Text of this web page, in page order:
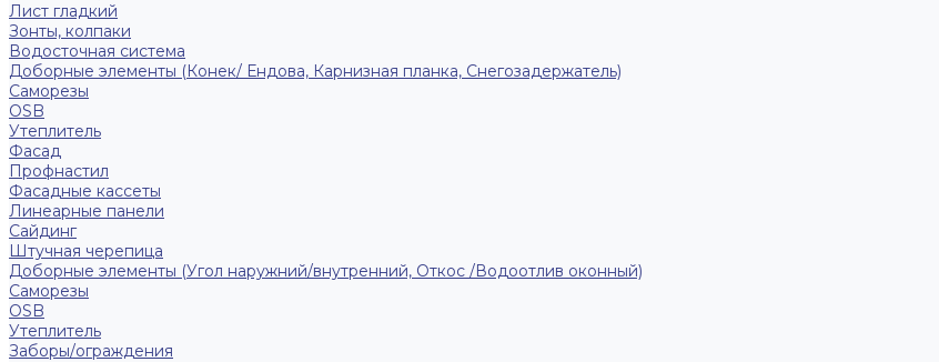
Лист гладкий
Зонты, колпаки
Водосточная система
Доборные элементы (Конек/ Ендова, Карнизная планка, Снегозадержатель)
Саморезы
ОSB
Утеплитель
Фасад
Профнастил
Фасадные кассеты
Линеарные панели
Сайдинг
Штучная черепица
Доборные элементы (Угол наружний/внутренний, Откос /Водоотлив оконный)
Саморезы
OSB
Утеплитель
Заборы/ограждения